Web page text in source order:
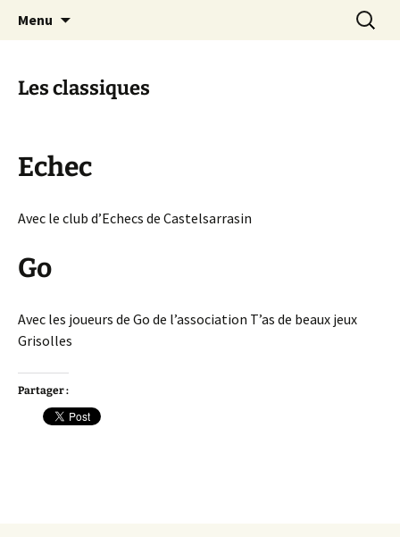
Alors…Jouons !
Festival du jeu en Tarn-et-Garonne
Menu
Les classiques
Echec
Avec le club d’Echecs de Castelsarrasin
Go
Avec les joueurs de Go de l’association T’as de beaux jeux
Grisolles
Partager :